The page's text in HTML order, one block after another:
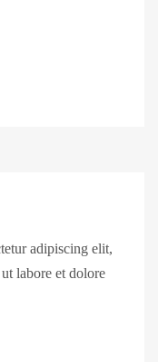
adipiscing elit,
labore et dolore